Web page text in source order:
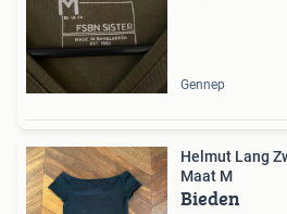
Gennep
Helmut Lang
Maat M
Bieden